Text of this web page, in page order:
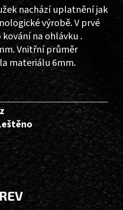
nachází uplatnění jak
výrobě. V prvé
na ohlávku .
Vnitřní průměr
materiálu 6mm.